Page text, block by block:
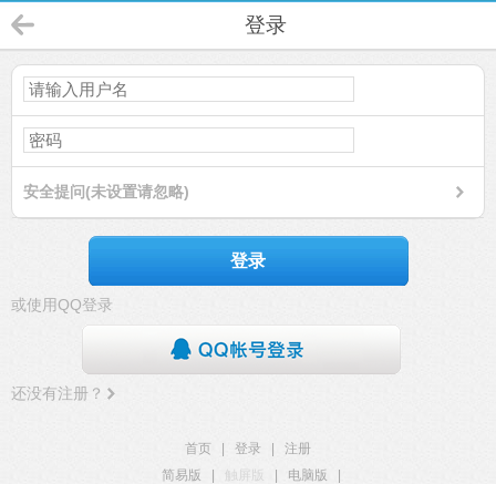
登录
安全提问(未设置请忽略)
登录
或使用QQ登录
还没有注册？
首页 登录
注册
简易版
触屏版 电脑版